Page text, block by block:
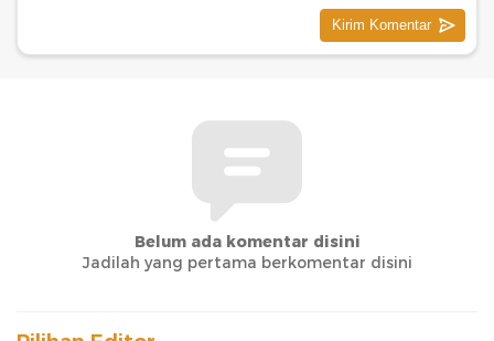
Belum ada komentar disini
Jadilah yang pertama berkomentar disini